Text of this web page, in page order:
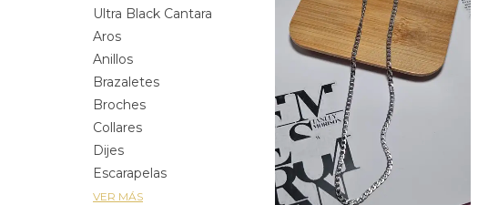
Ultra Black Cantara
Aros
Anillos
Brazaletes
Broches
Collares
Dijes
Escarapelas
VER MÁS